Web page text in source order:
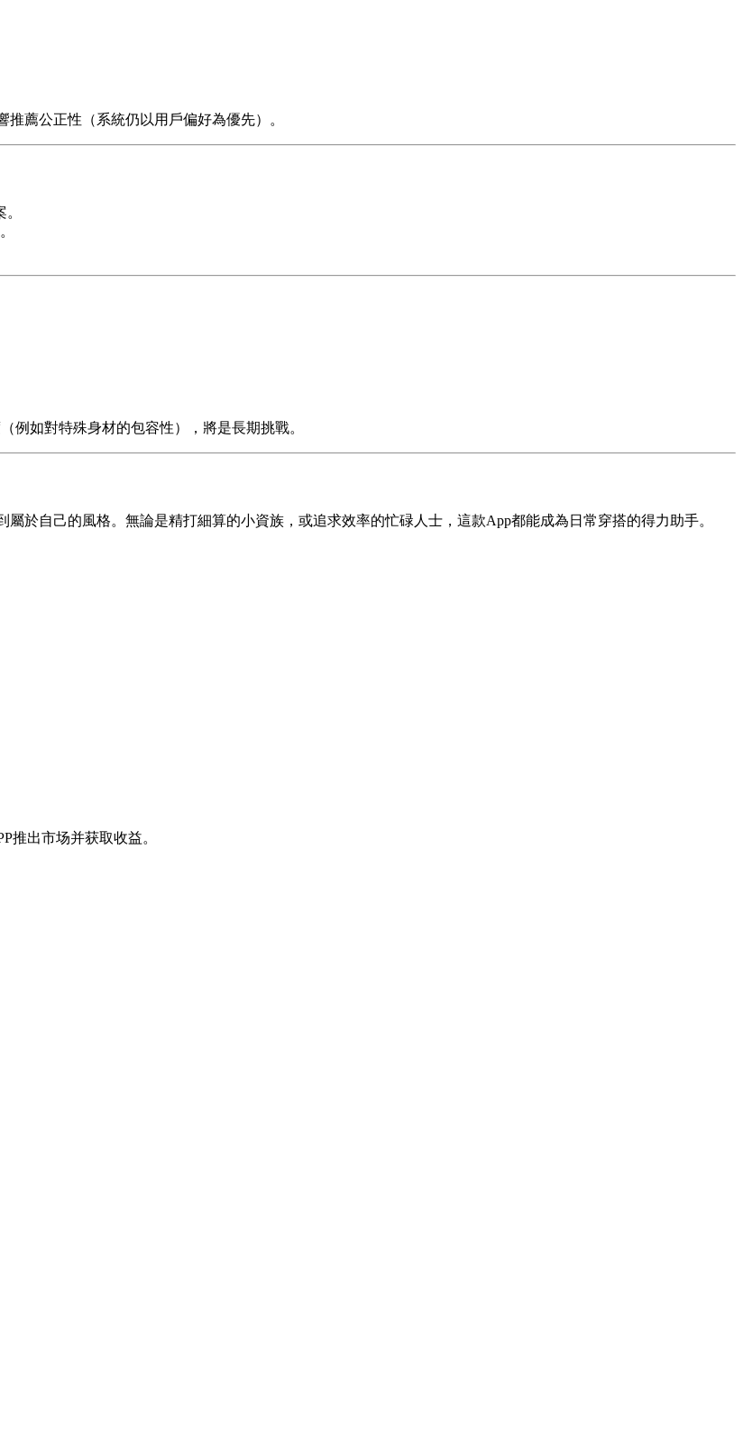
薦公正性（系統仍以用戶偏好為優先）。
例如對特殊身材的包容性），將是長期挑戰。
於自己的風格。無論是精打細算的小資族，或追求效率的忙碌人士，這款App都能成為日常穿搭的得力助手。
推出市场并获取收益。